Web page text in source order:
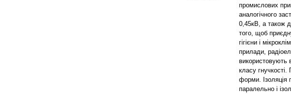
промислових
аналогічного
0,45кВ, а також
того, щоб
гігієни і
прилади,
використовують
класу
форми. Ізоляція
паралельно і